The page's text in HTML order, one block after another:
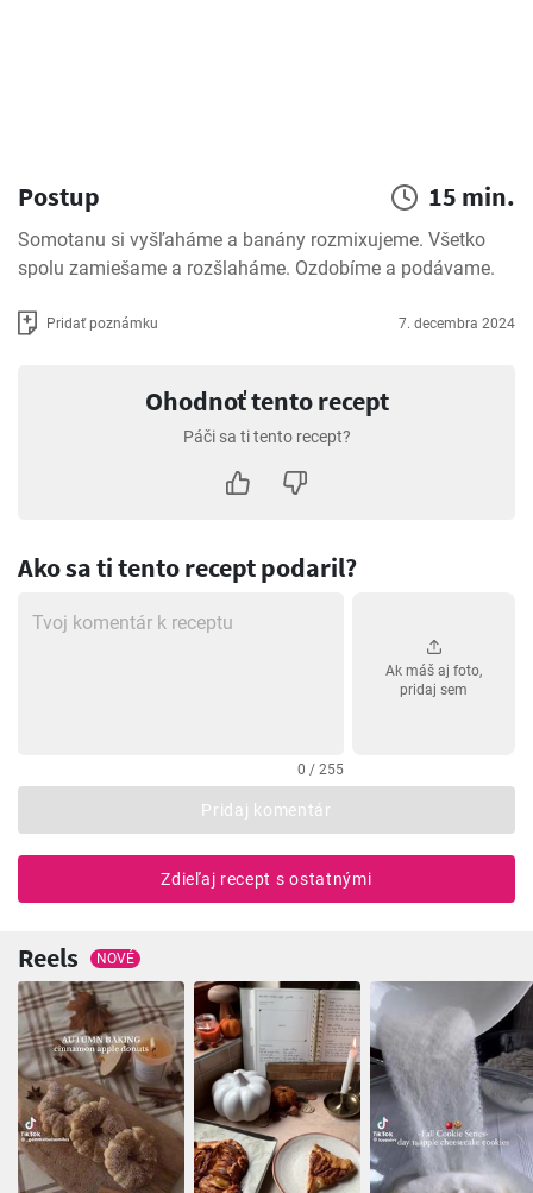
Postup 15 min.
Somotanu si vyšľaháme a banány rozmixujeme. Všetko
spolu zamiešame a rozšlaháme. Ozdobíme a podávame.
Pridať poznámku 7. decembra 2024
Ohodnoť tento recept
Páči sa ti tento recept?
Ako sa ti tento recept podaril?
0 / 255
Ak máš aj foto,
pridaj sem
Pridaj komentár
Zdieľaj recept s ostatnými
Reels NOVÉ